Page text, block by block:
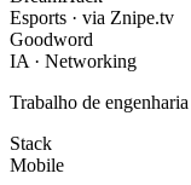
Esports · via Znipe.tv
Goodword
IA · Networking
Trabalho de
Stack
Mobile